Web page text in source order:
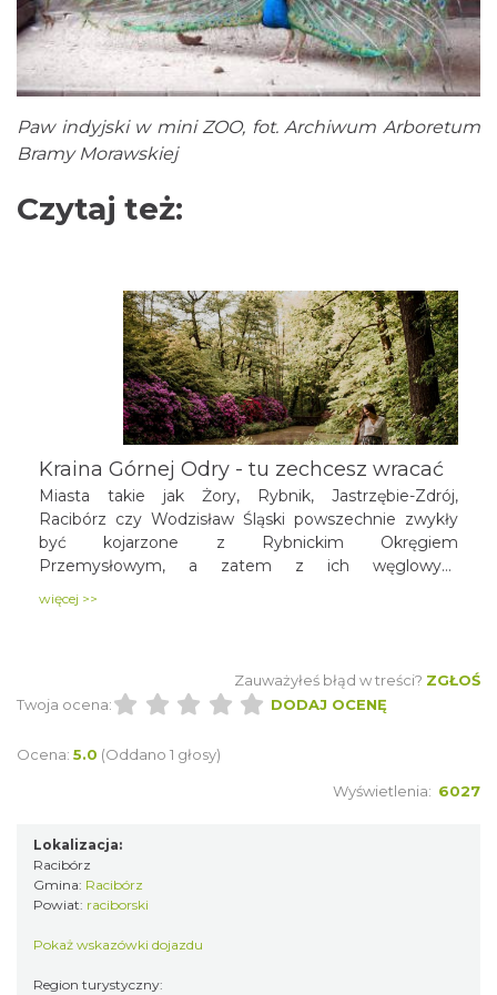
Paw indyjski w mini ZOO, fot. Archiwum Arboretum
Bramy Morawskiej
Czytaj też:
Kraina Górnej Odry - tu zechcesz wracać
Miasta takie jak Żory, Rybnik, Jastrzębie-Zdrój,
Racibórz czy Wodzisław Śląski powszechnie zwykły
być kojarzone z Rybnickim Okręgiem
Przemysłowym, a zatem z ich węglowym
istocie zaś, miejskie te ośrodki wespół z przyległymi
mianem Krainy Górnej Odry. Druga co do wielkości
rzeka Polski wytyczyła w tym regionie oś, zwracając
części województwa śląskiego. Jak więc doświadczyć
atrakcje aktywnie, na świeżym powietrzu!
więcej >>
Zauważyłeś błąd w treści? ZGŁOŚ
Twoja ocena:
DODAJ OCENĘ
Ocena: 5.0 (Oddano 1 głosy)
Wyświetlenia: 6027
Lokalizacja:
Racibórz
Gmina: Racibórz
Powiat: raciborski
Pokaż wskazówki dojazdu
Region turystyczny: